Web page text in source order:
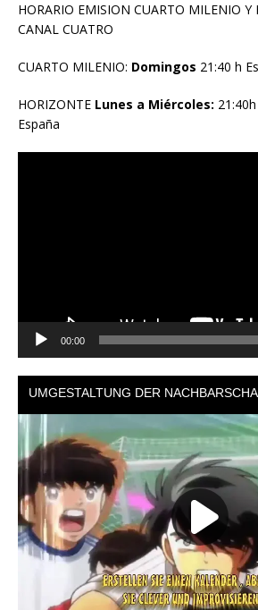
HORARIO EMISION CUARTO MILENIO Y
CANAL CUATRO
CUARTO MILENIO: Domingos 21:40 h
HORIZONTE Lunes a Miércoles: 21:40h
España
00:00